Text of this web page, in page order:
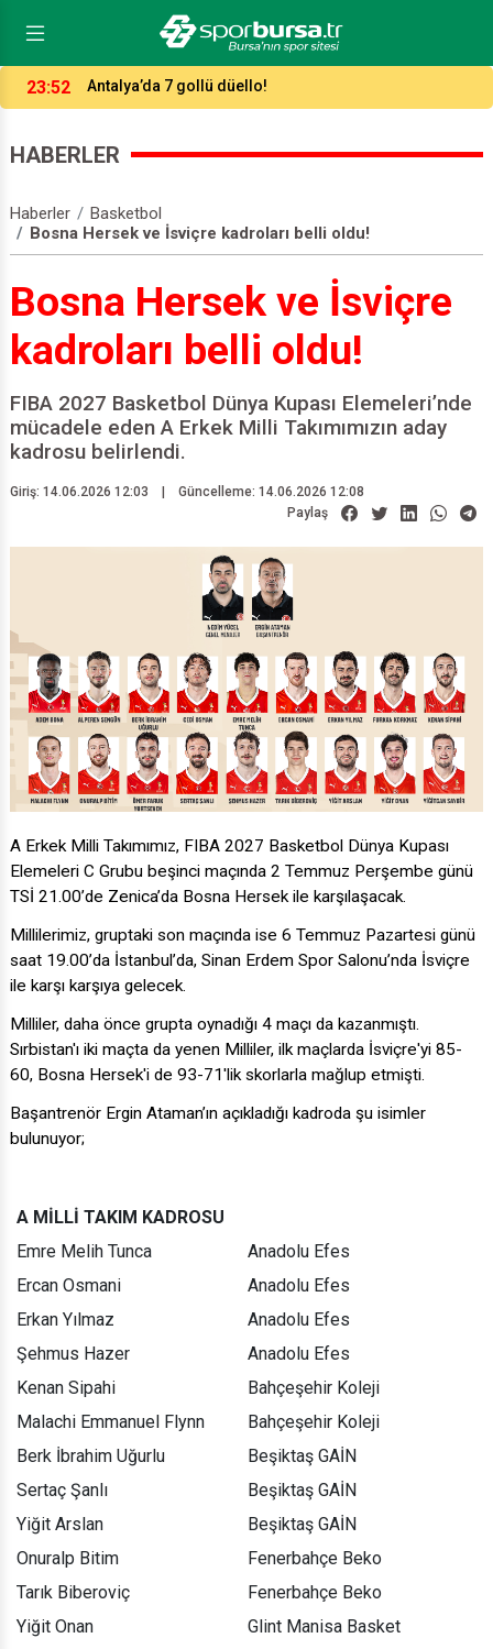
15:27 Bursaspor’da çifte şok! 2 Timsah Bodrum'da yok!
HABERLER
Haberler
Basketbol
Bosna Hersek ve İsviçre kadroları belli oldu!
Bosna Hersek ve İsviçre
kadroları belli oldu!
FIBA 2027 Basketbol Dünya Kupası Elemeleri’nde
mücadele eden A Erkek Milli Takımımızın aday
kadrosu belirlendi.
Giriş: 14.06.2026 12:03 |
Güncelleme: 14.06.2026 12:08
Paylaş
A Erkek Milli Takımımız, FIBA 2027 Basketbol Dünya Kupası
Elemeleri C Grubu beşinci maçında 2 Temmuz Perşembe günü
TSİ 21.00’de Zenica’da Bosna Hersek ile karşılaşacak.
Millilerimiz, gruptaki son maçında ise 6 Temmuz Pazartesi günü
saat 19.00’da İstanbul’da, Sinan Erdem Spor Salonu’nda İsviçre
ile karşı karşıya gelecek.
Milliler, daha önce grupta oynadığı 4 maçı da kazanmıştı.
Sırbistan'ı iki maçta da yenen Milliler, ilk maçlarda İsviçre'yi 85-
60, Bosna Hersek'i de 93-71'lik skorlarla mağlup etmişti.
Başantrenör Ergin Ataman’ın açıkladığı kadroda şu isimler
bulunuyor;
A MİLLİ TAKIM KADROSU
Emre Melih Tunca
Anadolu Efes
Ercan Osmani
Anadolu Efes
Erkan Yılmaz
Anadolu Efes
Şehmus Hazer
Anadolu Efes
Kenan Sipahi
Bahçeşehir Koleji
Malachi Emmanuel Flynn
Bahçeşehir Koleji
Berk İbrahim Uğurlu
Beşiktaş GAİN
Sertaç Şanlı
Beşiktaş GAİN
Yiğit Arslan
Beşiktaş GAİN
Onuralp Bitim
Fenerbahçe Beko
Tarık Biberoviç
Fenerbahçe Beko
Yiğit Onan
Glint Manisa Basket